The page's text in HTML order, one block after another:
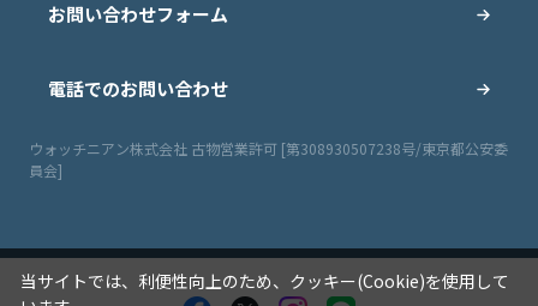
お問い合わせフォーム
電話でのお問い合わせ
ウォッチニアン株式会社 古物営業許可 [第308930507238号/東京都公安委
員会]
当サイトでは、利便性向上のため、クッキー(Cookie)を使用して